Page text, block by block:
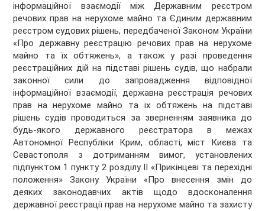
інформаційної взаємодії між Державним реєстром
речових прав на нерухоме майно та Єдиним державним
реєстром судових рішень, передбаченої Законом України
«Про державну реєстрацію речових прав на нерухоме
майно та їх обтяжень», а також у разі проведення
реєстраційних дій на підставі рішень судів, що набрали
законної сили до запровадження відповідної
інформаційної взаємодії, державна реєстрація речових
прав на нерухоме майно та їх обтяжень на підставі
рішень судів проводиться за зверненням заявника до
будь-якого державного реєстратора в межах
Автономної Республіки Крим, області, міст Києва та
Севастополя з дотриманням вимог, установлених
підпунктом 1 пункту 2 розділу ІІ «Прикінцеві та перехідні
положення» Закону України «Про внесення змін до
деяких законодавчих актів щодо вдосконалення
державної реєстрації прав на нерухоме майно та захисту